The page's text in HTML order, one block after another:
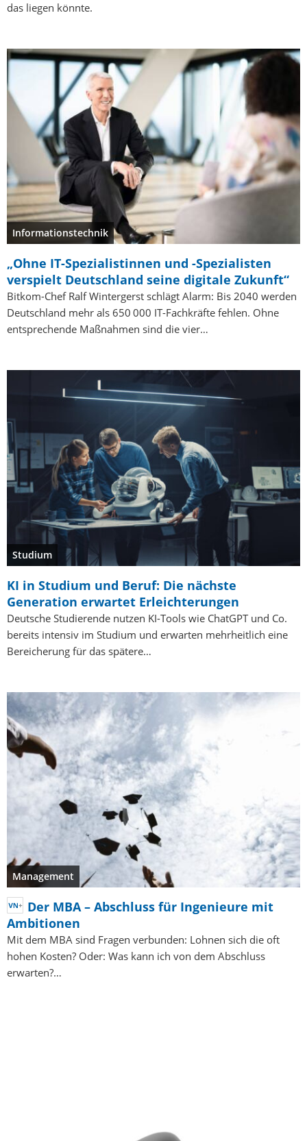
das liegen könnte.
Informationstechnik
„Ohne IT-Spezialistinnen und -Spezialisten
verspielt Deutschland seine digitale Zukunft“
Bitkom-Chef Ralf Wintergerst schlägt Alarm: Bis 2040 werden
Deutschland mehr als 650 000 IT-Fachkräfte fehlen. Ohne
entsprechende Maßnahmen sind die vier…
Studium
KI in Studium und Beruf: Die nächste
Generation erwartet Erleichterungen
Deutsche Studierende nutzen KI-Tools wie ChatGPT und Co.
bereits intensiv im Studium und erwarten mehrheitlich eine
Bereicherung für das spätere…
Management
Der MBA – Abschluss für Ingenieure mit
Ambitionen
Mit dem MBA sind Fragen verbunden: Lohnen sich die oft
hohen Kosten? Oder: Was kann ich von dem Abschluss
erwarten?…